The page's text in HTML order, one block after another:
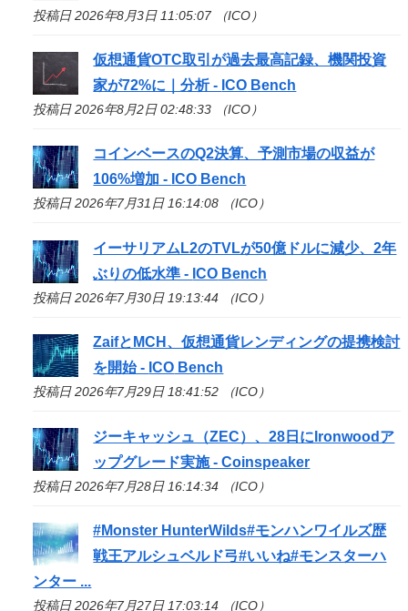
投稿日 2026年8月3日 11:05:07 （ICO）
仮想通貨OTC取引が過去最高記録、機関投資
家が72%に｜分析 - ICO Bench
投稿日 2026年8月2日 02:48:33 （ICO）
コインベースのQ2決算、予測市場の収益が
106%増加 - ICO Bench
投稿日 2026年7月31日 16:14:08 （ICO）
イーサリアムL2のTVLが50億ドルに減少、2年
ぶりの低水準 - ICO Bench
投稿日 2026年7月30日 19:13:44 （ICO）
ZaifとMCH、仮想通貨レンディングの提携検討
を開始 - ICO Bench
投稿日 2026年7月29日 18:41:52 （ICO）
ジーキャッシュ（ZEC）、28日にIronwoodア
ップグレード実施 - Coinspeaker
投稿日 2026年7月28日 16:14:34 （ICO）
#Monster HunterWilds#モンハンワイルズ歴
戦王アルシュベルド弓#いいね#モンスターハ
ンター ...
投稿日 2026年7月27日 17:03:14 （ICO）